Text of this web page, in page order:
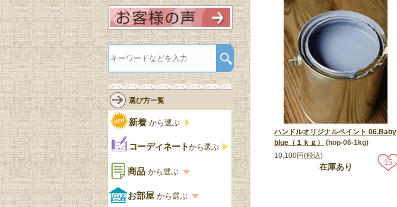
ハンドルオリジナルペイント 06.Baby
blue（１ｋｇ）
(hop-06-1kg)
10,100円(税込)
在庫あり 15
選び方一覧
新着 から選ぶ
コーディネートから選ぶ
商品 から選ぶ
商品一覧を見る
お部屋 から選ぶ